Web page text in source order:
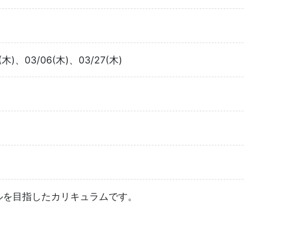
)、03/06(木)、03/27(木)
目指したカリキュラムです。